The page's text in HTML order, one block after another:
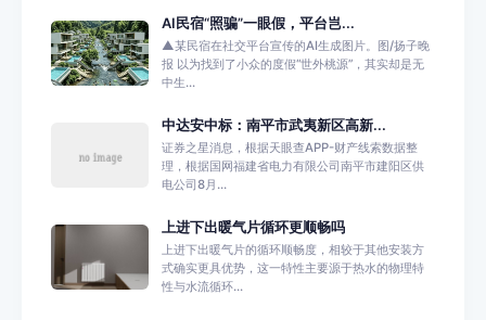
AI民宿“照骗”一眼假，平台岂...
▲某民宿在社交平台宣传的AI生成图片。图/扬子晚
报 以为找到了小众的度假“世外桃源”，其实却是无
中生...
中达安中标：南平市武夷新区高新...
证券之星消息，根据天眼查APP-财产线索数据整
理，根据国网福建省电力有限公司南平市建阳区供
电公司8月...
上进下出暖气片循环更顺畅吗
上进下出暖气片的循环顺畅度，相较于其他安装方
式确实更具优势，这一特性主要源于热水的物理特
性与水流循环...